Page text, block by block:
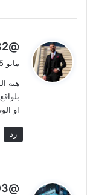
ي
ل
@mustafaahmed2832
مايو 25, 2026 الساعة 1:00 م
هيه
او
رد
ي
@Thamer03